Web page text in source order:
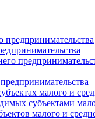
малого и
субъектами
малого и